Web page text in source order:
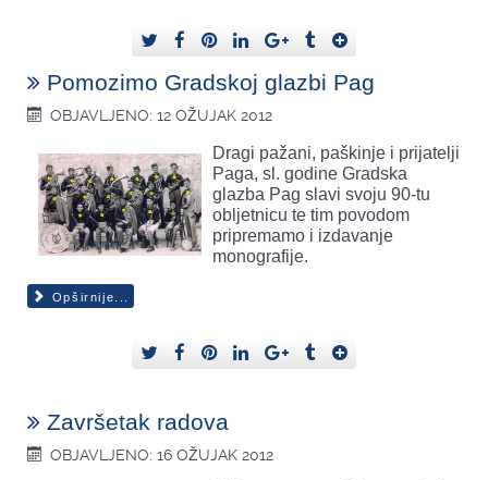
Pomozimo Gradskoj glazbi Pag
OBJAVLJENO: 12 OŽUJAK 2012
Dragi pažani, paškinje i prijatelji
Paga, sl. godine Gradska
glazba Pag slavi svoju 90-tu
obljetnicu te tim povodom
pripremamo i izdavanje
monografije.
Opširnije...
Završetak radova
OBJAVLJENO: 16 OŽUJAK 2012